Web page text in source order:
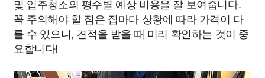
및 입주청소의 평수별 예상 비용을 잘 보여줍니다.
꼭 주의해야 할 점은 집마다 상황에 따라 가격이 다
를 수 있으니, 견적을 받을 때 미리 확인하는 것이 중
요합니다!